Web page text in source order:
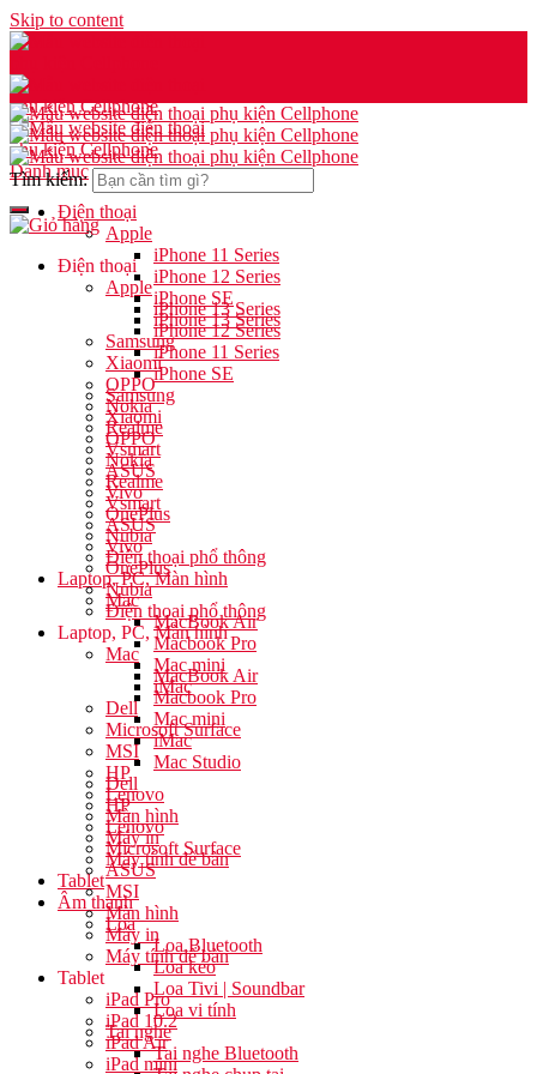
Skip to content
Danh mục
Điện thoại
Apple
iPhone 11 Series
iPhone 12 Series
iPhone SE
iPhone 13 Series
Samsung
Xiaomi
OPPO
Nokia
Realme
Vsmart
ASUS
Vivo
OnePlus
Nubia
Điện thoại phổ thông
Laptop, PC, Màn hình
Mac
MacBook Air
Macbook Pro
Mac mini
iMac
Dell
Microsoft Surface
MSI
HP
Lenovo
Màn hình
Máy in
Máy tính để bàn
Tablet
Âm thanh
Loa
Loa Bluetooth
Loa kéo
Loa Tivi | Soundbar
Loa vi tính
Tai nghe
Tai nghe Bluetooth
Tìm kiếm:
Điện thoại
Apple
iPhone 13 Series
iPhone 12 Series
iPhone 11 Series
iPhone SE
Samsung
Xiaomi
OPPO
Nokia
Realme
Vsmart
ASUS
Vivo
OnePlus
Nubia
Điện thoại phổ thông
Laptop, PC, Màn hình
Mac
MacBook Air
Macbook Pro
Mac mini
iMac
Mac Studio
Dell
HP
Lenovo
Microsoft Surface
ASUS
MSI
Màn hình
Máy in
Máy tính để bàn
Tablet
iPad Pro
iPad 10.2
iPad Air
iPad mini